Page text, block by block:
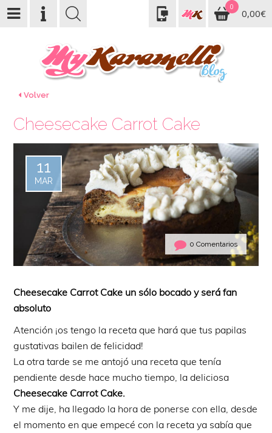
0
0,00€
Volver
Cheesecake Carrot Cake
11
MAR
0 Comentarios
Cheesecake Carrot Cake un sólo bocado y será fan
absoluto
Atención ¡os tengo la receta que hará que tus papilas
gustativas bailen de felicidad!
La otra tarde se me antojó una receta que tenía
pendiente desde hace mucho tiempo, la deliciosa
Cheesecake Carrot Cake.
Y me dije, ha llegado la hora de ponerse con ella, desde
el momento en que empecé con la receta ya sabía que